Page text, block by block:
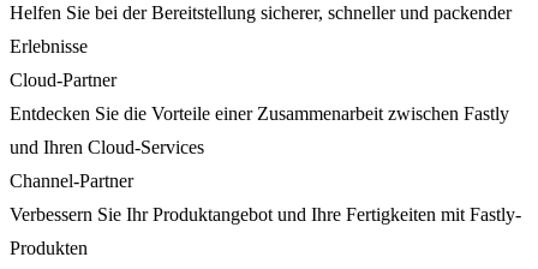
Helfen Sie bei der Bereitstellung sicherer, schneller und packender
Erlebnisse
Cloud-Partner
Entdecken Sie die Vorteile einer Zusammenarbeit zwischen Fastly
und Ihren Cloud-Services
Channel-Partner
Verbessern Sie Ihr Produktangebot und Ihre Fertigkeiten mit Fastly-
Produkten